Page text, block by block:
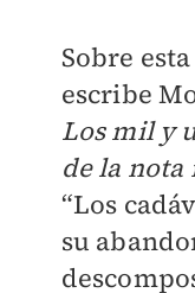
Sobre
escribe
Los mil y
de la
“Los
su